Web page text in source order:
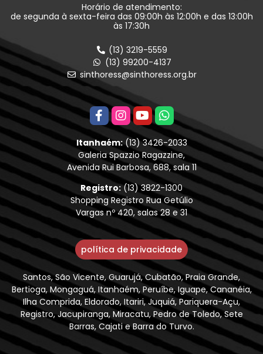
Horário de atendimento:
de segunda à sexta-feira das 09:00h às 12:00h e das 13:00h
às 17:30h
(13) 3219-5559
(13) 99200-4137
sinthoress@sinthoress.org.br
Itanhaém:(13) 3426-2033
Galeria Spazzio Ragazzine,
Avenida Rui Barbosa, 688, sala 11
Registro:(13) 3822-1300
Shopping Registro Rua Getúlio
Vargas nº 420, salas 28 e 31
política de privacidade
Santos, São Vicente, Guarujá, Cubatão, Praia Grande,
Bertioga, Mongaguá, Itanhaém, Peruíbe, Iguape, Cananéia,
Ilha Comprida, Eldorado, Itariri, Juquiá, Pariquera-Açu,
Registro, Jacupiranga, Miracatu, Pedro de Toledo, Sete
Barras, Cajati e Barra do Turvo.